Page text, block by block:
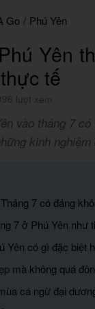
Go / Phú Yên
Yên
tế
lượt xem
vào tháng 7
kinh
7 có đáng
7 ở Phú Yên như
Yên có gì đặc biệt
mà không quá
cá ngừ đại